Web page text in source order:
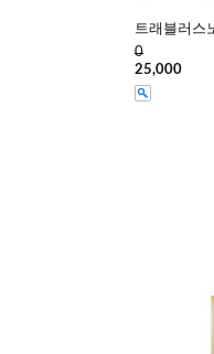
트래블러스
0
25,000